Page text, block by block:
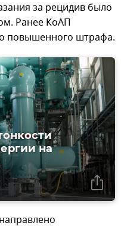
за рецидив было
Ранее КоАП
повышенного штрафа.
на